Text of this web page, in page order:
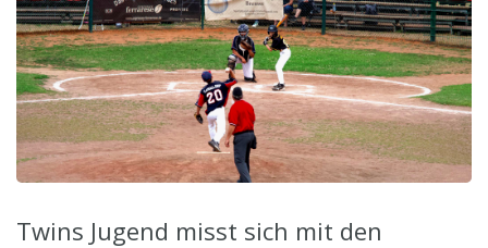
Twins Jugend misst sich mit den